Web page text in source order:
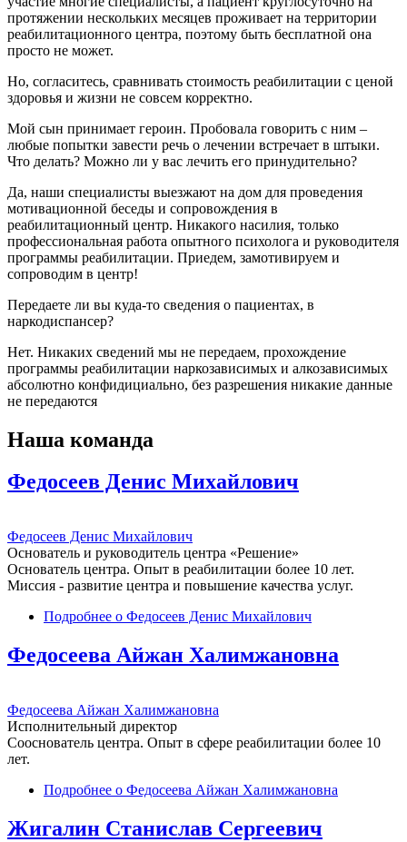
протяжении нескольких месяцев проживает на территории
реабилитационного центра, поэтому быть бесплатной она
просто не может.
Но, согласитесь, сравнивать стоимость реабилитации с ценой
здоровья и жизни не совсем корректно.
Мой сын принимает героин. Пробовала говорить с ним –
любые попытки завести речь о лечении встречает в штыки.
Что делать? Можно ли у вас лечить его принудительно?
Да, наши специалисты выезжают на дом для проведения
мотивационной беседы и сопровождения в
реабилитационный центр. Никакого насилия, только
профессиональная работа опытного психолога и руководителя
программы реабилитации. Приедем, замотивируем и
сопроводим в центр!
Передаете ли вы куда-то сведения о пациентах, в
наркодиспансер?
Нет. Никаких сведений мы не передаем, прохождение
программы реабилитации наркозависимых и алкозависимых
абсолютно конфидициально, без разрешения никакие данные
не передаются
Наша команда
Федосеев Денис Михайлович
Федосеев Денис Михайлович
Основатель и руководитель центра «Решение»
Основатель центра. Опыт в реабилитации более 10 лет.
Миссия - развитие центра и повышение качества услуг.
Подробнее о Федосеев Денис Михайлович
Федосеева Айжан Халимжановна
Федосеева Айжан Халимжановна
Исполнительный директор
Сооснователь центра. Опыт в сфере реабилитации более 10
лет.
Подробнее о Федосеева Айжан Халимжановна
Жигалин Станислав Сергеевич